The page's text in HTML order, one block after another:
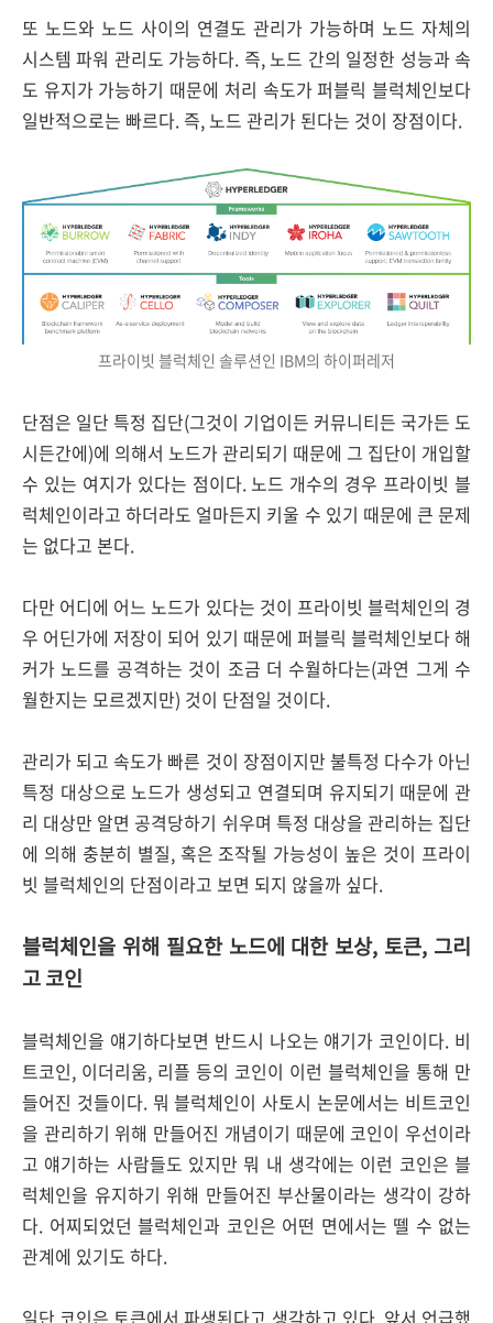
또 노드와 노드 사이의 연결도 관리가 가능하며 노드 자체의
시스템 파워 관리도 가능하다. 즉, 노드 간의 일정한 성능과 속
도 유지가 가능하기 때문에 처리 속도가 퍼블릭 블럭체인보다
일반적으로는 빠르다. 즉, 노드 관리가 된다는 것이 장점이다.
프라이빗 블럭체인 솔루션인 IBM의 하이퍼레저
단점은 일단 특정 집단(그것이 기업이든 커뮤니티든 국가든 도
시든간에)에 의해서 노드가 관리되기 때문에 그 집단이 개입할
수 있는 여지가 있다는 점이다. 노드 개수의 경우 프라이빗 블
럭체인이라고 하더라도 얼마든지 키울 수 있기 때문에 큰 문제
는 없다고 본다.
다만 어디에 어느 노드가 있다는 것이 프라이빗 블럭체인의 경
우 어딘가에 저장이 되어 있기 때문에 퍼블릭 블럭체인보다 해
커가 노드를 공격하는 것이 조금 더 수월하다는(과연 그게 수
월한지는 모르겠지만) 것이 단점일 것이다.
관리가 되고 속도가 빠른 것이 장점이지만 불특정 다수가 아닌
특정 대상으로 노드가 생성되고 연결되며 유지되기 때문에 관
리 대상만 알면 공격당하기 쉬우며 특정 대상을 관리하는 집단
에 의해 충분히 별질, 혹은 조작될 가능성이 높은 것이 프라이
빗 블럭체인의 단점이라고 보면 되지 않을까 싶다.
블럭체인을 위해 필요한 노드에 대한 보상, 토큰, 그리
고 코인
블럭체인을 얘기하다보면 반드시 나오는 얘기가 코인이다. 비
트코인, 이더리움, 리플 등의 코인이 이런 블럭체인을 통해 만
들어진 것들이다. 뭐 블럭체인이 사토시 논문에서는 비트코인
을 관리하기 위해 만들어진 개념이기 때문에 코인이 우선이라
고 얘기하는 사람들도 있지만 뭐 내 생각에는 이런 코인은 블
럭체인을 유지하기 위해 만들어진 부산물이라는 생각이 강하
다. 어찌되었던 블럭체인과 코인은 어떤 면에서는 뗄 수 없는
관계에 있기도 하다.